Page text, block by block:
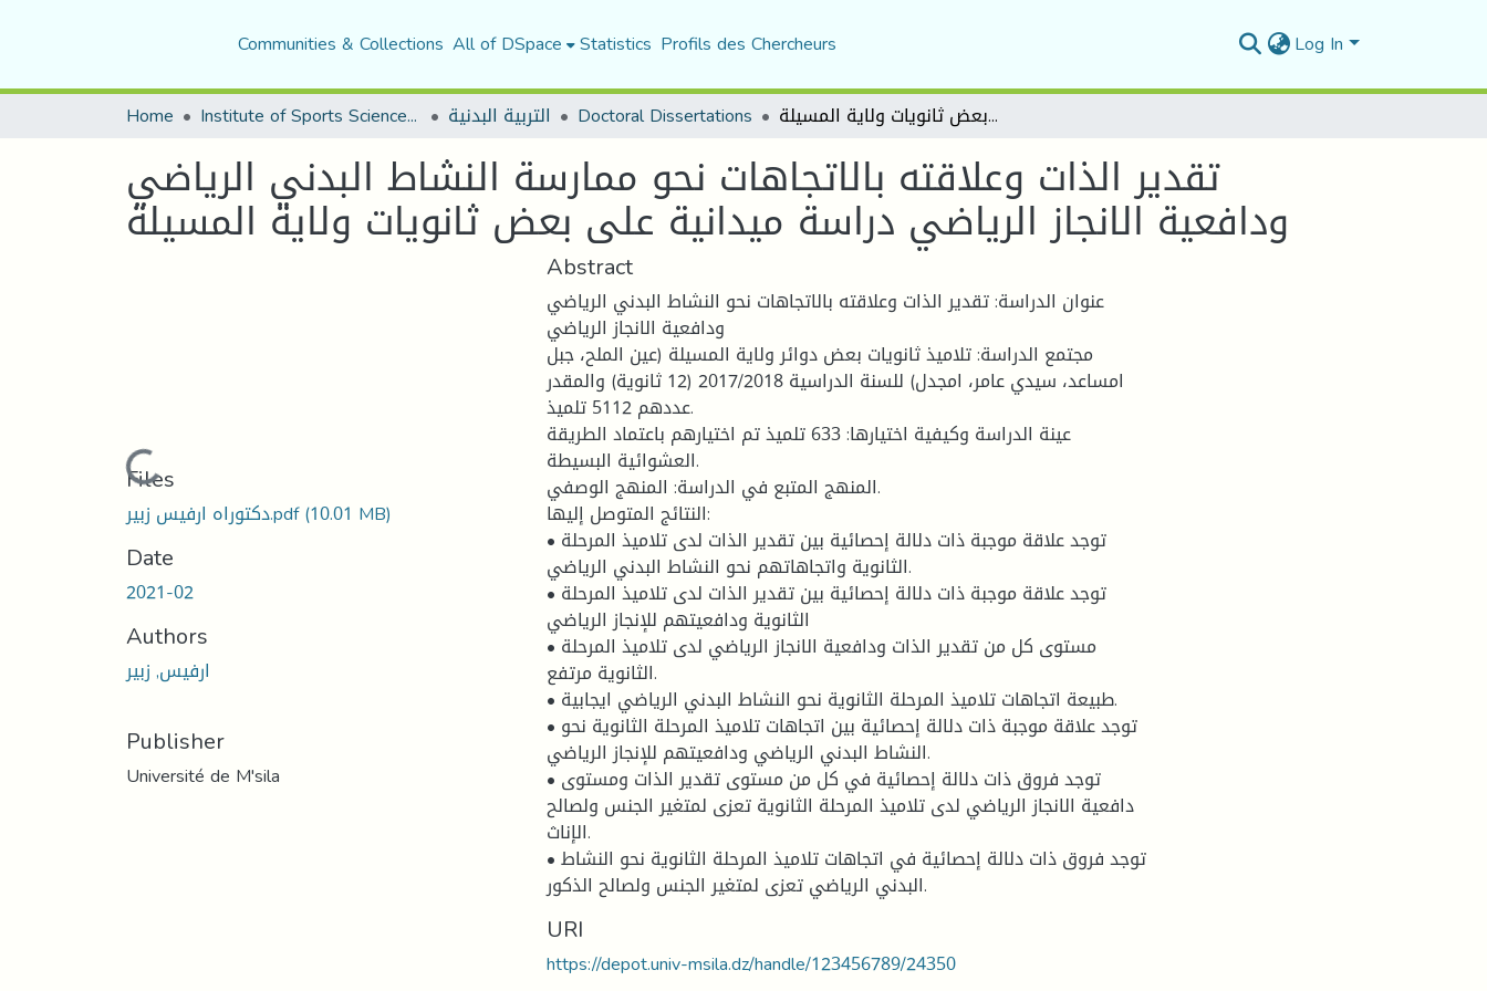
Communities & Collections All of DSpace Statistics Profils des Chercheurs Log In
Home Institute of Sports Sciences and Techniques التربية البدنية Doctoral Dissertations تقدير الذات وعلاقته بالاتجاهات نحو ممارسة النشاط البدني الرياضي ودافعية الانجاز الرياضي دراسة ميدانية على بعض ثانويات ولاية المسيلة
تقدير الذات وعلاقته بالاتجاهات نحو ممارسة النشاط البدني الرياضي
ودافعية الانجاز الرياضي دراسة ميدانية على بعض ثانويات ولاية المسيلة
Loading...
Files
دكتوراه ارفيس زبير.pdf(10.01 MB)
Date
2021-02
Authors
ارفيس, زبير
Publisher
Université de M'sila
Abstract
عنوان الدراسة: تقدير الذات وعلاقته بالاتجاهات نحو النشاط البدني الرياضي
ودافعية الانجاز الرياضي
مجتمع الدراسة: تلاميذ ثانويات بعض دوائر ولاية المسيلة (عين الملح، جبل
امساعد، سيدي عامر، امجدل) للسنة الدراسية 2017/2018 (12 ثانوية) والمقدر
عددهم 5112 تلميذ.
عينة الدراسة وكيفية اختيارها: 633 تلميذ تم اختيارهم باعتماد الطريقة
العشوائية البسيطة.
المنهج المتبع في الدراسة: المنهج الوصفي.
النتائج المتوصل إليها:
• توجد علاقة موجبة ذات دلالة إحصائية بين تقدير الذات لدى تلاميذ المرحلة
الثانوية واتجاهاتهم نحو النشاط البدني الرياضي.
• توجد علاقة موجبة ذات دلالة إحصائية بين تقدير الذات لدى تلاميذ المرحلة
الثانوية ودافعيتهم للإنجاز الرياضي
• مستوى كل من تقدير الذات ودافعية الانجاز الرياضي لدى تلاميذ المرحلة
الثانوية مرتفع.
• طبيعة اتجاهات تلاميذ المرحلة الثانوية نحو النشاط البدني الرياضي ايجابية.
• توجد علاقة موجبة ذات دلالة إحصائية بين اتجاهات تلاميذ المرحلة الثانوية نحو
النشاط البدني الرياضي ودافعيتهم للإنجاز الرياضي.
• توجد فروق ذات دلالة إحصائية في كل من مستوى تقدير الذات ومستوى
دافعية الانجاز الرياضي لدى تلاميذ المرحلة الثانوية تعزى لمتغير الجنس ولصالح
الإناث.
• توجد فروق ذات دلالة إحصائية في اتجاهات تلاميذ المرحلة الثانوية نحو النشاط
البدني الرياضي تعزى لمتغير الجنس ولصالح الذكور.
URI
https://depot.univ-msila.dz/handle/123456789/24350